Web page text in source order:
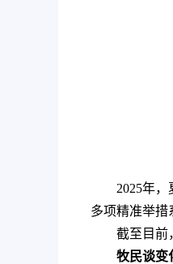
2025年
多项精准举措
截至目前
牧民谈变